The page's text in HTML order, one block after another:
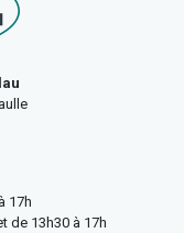
17h
de 13h30 à 17h